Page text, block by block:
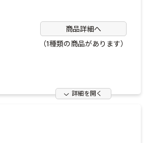
商品詳細へ
（1種類の商品があります）
詳細を開く